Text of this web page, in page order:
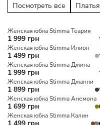
Посмотреть все Платья
Женская юбка Stimma Теария
1 999 грн
Женская юбка Stimma Илион
1 499 грн
Женская юбка Stimma Джина
1 999 грн
Женская юбка Stimma Джанни
1 899 грн
Женская юбка Stimma Анемона
1 699 грн
Женская юбка Stimma Калин